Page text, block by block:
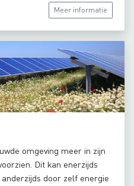
Meer informatie
omgeving meer in zijn
Dit kan enerzijds
door zelf energie